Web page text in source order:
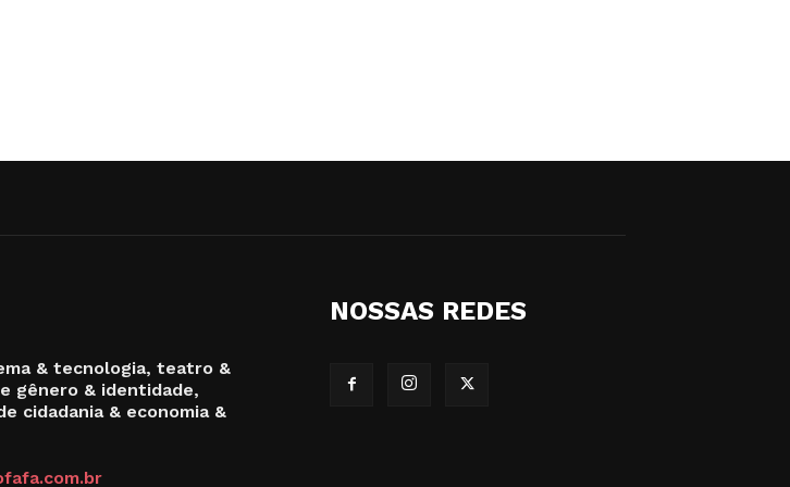
& tecnologia, teatro &
gênero & identidade,
cidadania & economia &
NOSSAS REDES